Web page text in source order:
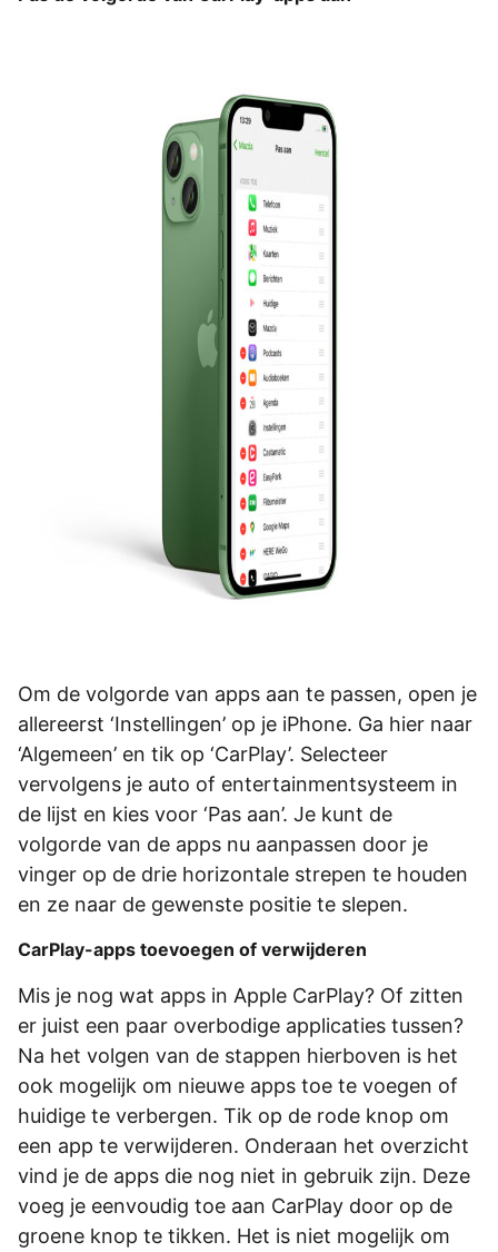
Om de volgorde van apps aan te passen, open je
allereerst ‘Instellingen’ op je iPhone. Ga hier naar
‘Algemeen’ en tik op ‘CarPlay’. Selecteer
vervolgens je auto of entertainmentsysteem in
de lijst en kies voor ‘Pas aan’. Je kunt de
volgorde van de apps nu aanpassen door je
vinger op de drie horizontale strepen te houden
en ze naar de gewenste positie te slepen.
CarPlay-apps toevoegen of verwijderen
Mis je nog wat apps in Apple CarPlay? Of zitten
er juist een paar overbodige applicaties tussen?
Na het volgen van de stappen hierboven is het
ook mogelijk om nieuwe apps toe te voegen of
huidige te verbergen. Tik op de rode knop om
een app te verwijderen. Onderaan het overzicht
vind je de apps die nog niet in gebruik zijn. Deze
voeg je eenvoudig toe aan CarPlay door op de
groene knop te tikken. Het is niet mogelijk om